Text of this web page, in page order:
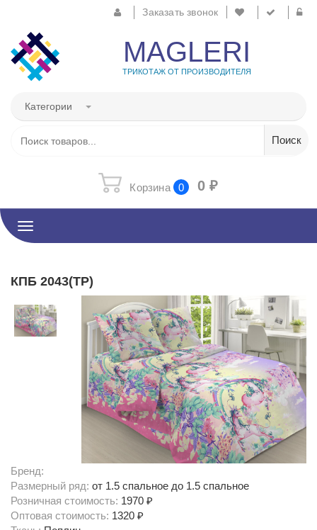
Заказать звонок
MAGLERI
ТРИКОТАЖ ОТ ПРОИЗВОДИТЕЛЯ
Категории
Корзина 0 0₽
Toggle
navigation
КПБ 2043(ТР)
Бренд:
Размерный ряд: от 1.5 спальное до 1.5 спальное
Розничная стоимость: 1970 ₽
Оптовая стоимость: 1320 ₽